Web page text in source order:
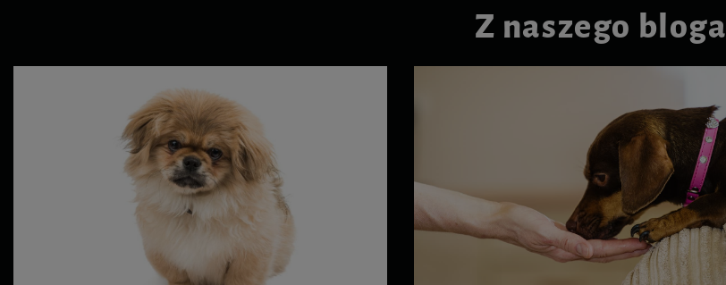
Z naszego bloga